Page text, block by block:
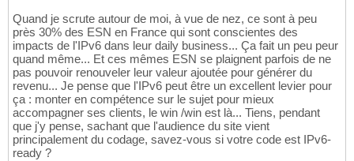
Quand je scrute autour de moi, à vue de nez, ce sont à peu
près 30% des ESN en France qui sont conscientes des
impacts de l'IPv6 dans leur daily business... Ça fait un peu peur
quand même... Et ces mêmes ESN se plaignent parfois de ne
pas pouvoir renouveler leur valeur ajoutée pour générer du
revenu... Je pense que l'IPv6 peut être un excellent levier pour
ça : monter en compétence sur le sujet pour mieux
accompagner ses clients, le win /win est là... Tiens, pendant
que j'y pense, sachant que l'audience du site vient
principalement du codage, savez-vous si votre code est IPv6-
ready ?